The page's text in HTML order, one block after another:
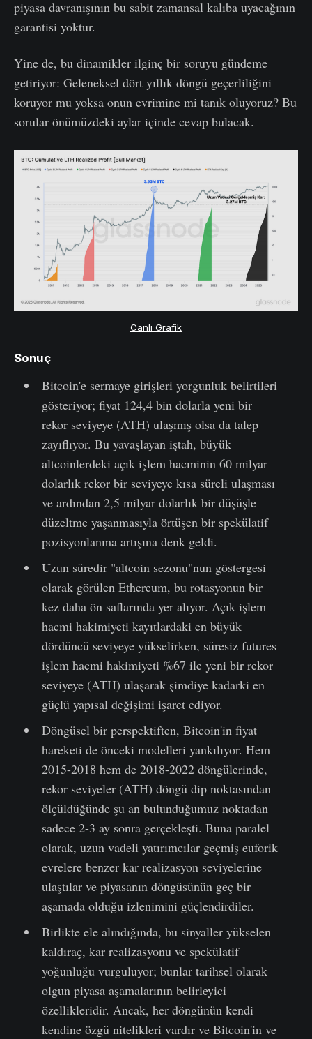
piyasa davranışının bu sabit zamansal kalıba uyacağının
garantisi yoktur.
Yine de, bu dinamikler ilginç bir soruyu gündeme
getiriyor: Geleneksel dört yıllık döngü geçerliliğini
koruyor mu yoksa onun evrimine mi tanık oluyoruz? Bu
sorular önümüzdeki aylar içinde cevap bulacak.
Canlı Grafik
Sonuç
Bitcoin'e sermaye girişleri yorgunluk belirtileri
gösteriyor; fiyat 124,4 bin dolarla yeni bir
rekor seviyeye (ATH) ulaşmış olsa da talep
zayıflıyor. Bu yavaşlayan iştah, büyük
altcoinlerdeki açık işlem hacminin 60 milyar
dolarlık rekor bir seviyeye kısa süreli ulaşması
ve ardından 2,5 milyar dolarlık bir düşüşle
düzeltme yaşanmasıyla örtüşen bir spekülatif
pozisyonlanma artışına denk geldi.
Uzun süredir "altcoin sezonu"nun göstergesi
olarak görülen Ethereum, bu rotasyonun bir
kez daha ön saflarında yer alıyor. Açık işlem
hacmi hakimiyeti kayıtlardaki en büyük
dördüncü seviyeye yükselirken, süresiz futures
işlem hacmi hakimiyeti %67 ile yeni bir rekor
seviyeye (ATH) ulaşarak şimdiye kadarki en
güçlü yapısal değişimi işaret ediyor.
Döngüsel bir perspektiften, Bitcoin'in fiyat
hareketi de önceki modelleri yankılıyor. Hem
2015-2018 hem de 2018-2022 döngülerinde,
rekor seviyeler (ATH) döngü dip noktasından
ölçüldüğünde şu an bulunduğumuz noktadan
sadece 2-3 ay sonra gerçekleşti. Buna paralel
olarak, uzun vadeli yatırımcılar geçmiş euforik
evrelere benzer kar realizasyon seviyelerine
ulaştılar ve piyasanın döngüsünün geç bir
aşamada olduğu izlenimini güçlendirdiler.
Birlikte ele alındığında, bu sinyaller yükselen
kaldıraç, kar realizasyonu ve spekülatif
yoğunluğu vurguluyor; bunlar tarihsel olarak
olgun piyasa aşamalarının belirleyici
özellikleridir. Ancak, her döngünün kendi
kendine özgü nitelikleri vardır ve Bitcoin'in ve